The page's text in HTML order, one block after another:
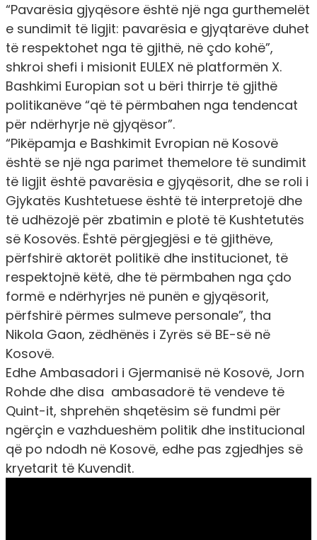
“Pavarësia gjyqësore është një nga gurthemelët
e sundimit të ligjit: pavarësia e gjyqtarëve duhet
të respektohet nga të gjithë, në çdo kohë”,
shkroi shefi i misionit EULEX në platformën X.
Bashkimi Europian sot u bëri thirrje të gjithë
politikanëve “që të përmbahen nga tendencat
për ndërhyrje në gjyqësor”.
“Pikëpamja e Bashkimit Evropian në Kosovë
është se një nga parimet themelore të sundimit
të ligjit është pavarësia e gjyqësorit, dhe se roli i
Gjykatës Kushtetuese është të interpretojë dhe
të udhëzojë për zbatimin e plotë të Kushtetutës
së Kosovës. Është përgjegjësi e të gjithëve,
përfshirë aktorët politikë dhe institucionet, të
respektojnë këtë, dhe të përmbahen nga çdo
formë e ndërhyrjes në punën e gjyqësorit,
përfshirë përmes sulmeve personale”, tha
Nikola Gaon, zëdhënës i Zyrës së BE-së në
Kosovë.
Edhe Ambasadori i Gjermanisë në Kosovë, Jorn
Rohde dhe disa ambasadorë të vendeve të
Quint-it, shprehën shqetësim së fundmi për
ngërçin e vazhdueshëm politik dhe institucional
që po ndodh në Kosovë, edhe pas zgjedhjes së
kryetarit të Kuvendit.